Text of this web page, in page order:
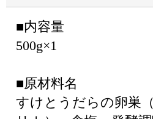
■内容量
500g×1
■原材料名
すけとうだらの卵巣